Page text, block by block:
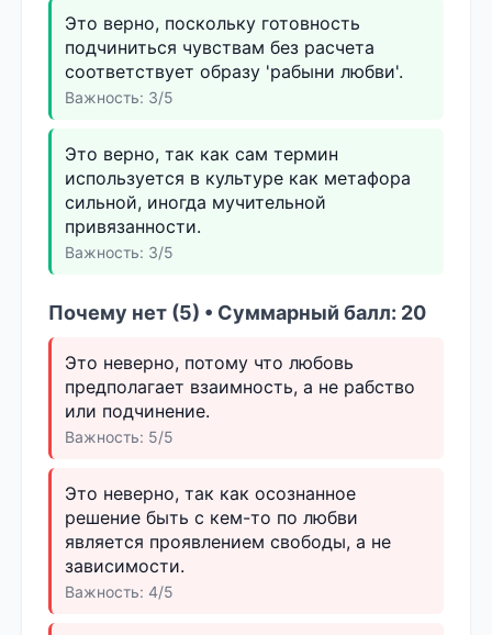
Это верно, поскольку готовность
подчиниться чувствам без расчета
соответствует образу 'рабыни любви'.
Важность: 3/5
Это верно, так как сам термин
используется в культуре как метафора
сильной, иногда мучительной
привязанности.
Важность: 3/5
Почему нет (5) • Суммарный балл: 20
Это неверно, потому что любовь
предполагает взаимность, а не рабство
или подчинение.
Важность: 5/5
Это неверно, так как осознанное
решение быть с кем-то по любви
является проявлением свободы, а не
зависимости.
Важность: 4/5